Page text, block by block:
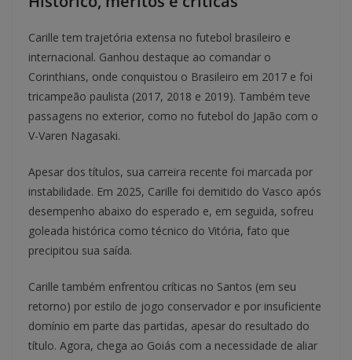
Carille tem trajetória extensa no futebol brasileiro e
internacional. Ganhou destaque ao comandar o
Corinthians, onde conquistou o Brasileiro em 2017 e foi
tricampeão paulista (2017, 2018 e 2019). Também teve
passagens no exterior, como no futebol do Japão com o
V-Varen Nagasaki.
Apesar dos títulos, sua carreira recente foi marcada por
instabilidade. Em 2025, Carille foi demitido do Vasco após
desempenho abaixo do esperado e, em seguida, sofreu
goleada histórica como técnico do Vitória, fato que
precipitou sua saída.
Carille também enfrentou críticas no Santos (em seu
retorno) por estilo de jogo conservador e por insuficiente
domínio em parte das partidas, apesar do resultado do
título. Agora, chega ao Goiás com a necessidade de aliar